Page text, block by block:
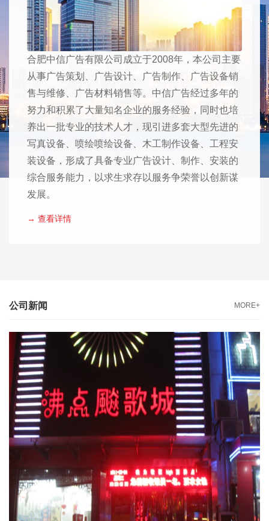
合肥中信广告有限公司成立于2008年，本公司主要
从事广告策划、广告设计、广告制作、广告设备销
售与维修、广告材料销售等。中信广告经过多年的
努力和积累了大量知名企业的服务经验，同时也培
养出一批专业的技术人才，现引进多套大型先进的
写真设备、喷绘喷绘设备、木工制作设备、工程安
装设备，形成了具备专业广告设计、制作、安装的
综合服务能力，以求生求存以服务争荣誉以创新谋
发展。
→ 查看详情
公司新闻 MORE+
全民上网时代，设计师要懂点法律
一、知识产权 是“基于创造成果和工商标记依法产生的权利的统
称”。知识产权的...
设计师要重视版权合规，警惕“钓鱼行为”
“钓鱼”其实是互联网黑话。“钓鱼行为”是指欺骗或者诈骗的一种方
式。 而在国...